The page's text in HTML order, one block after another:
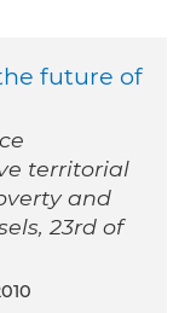
future of
territorial
and
23rd of